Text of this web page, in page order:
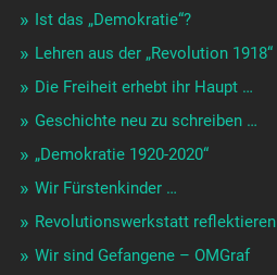
Ist das „Demokratie“?
Lehren aus der „Revolution 1918“
Die Freiheit erhebt ihr Haupt …
Geschichte neu zu schreiben …
„Demokratie 1920-2020“
Wir Fürstenkinder …
Revolutionswerkstatt reflektieren
Wir sind Gefangene – OMGraf